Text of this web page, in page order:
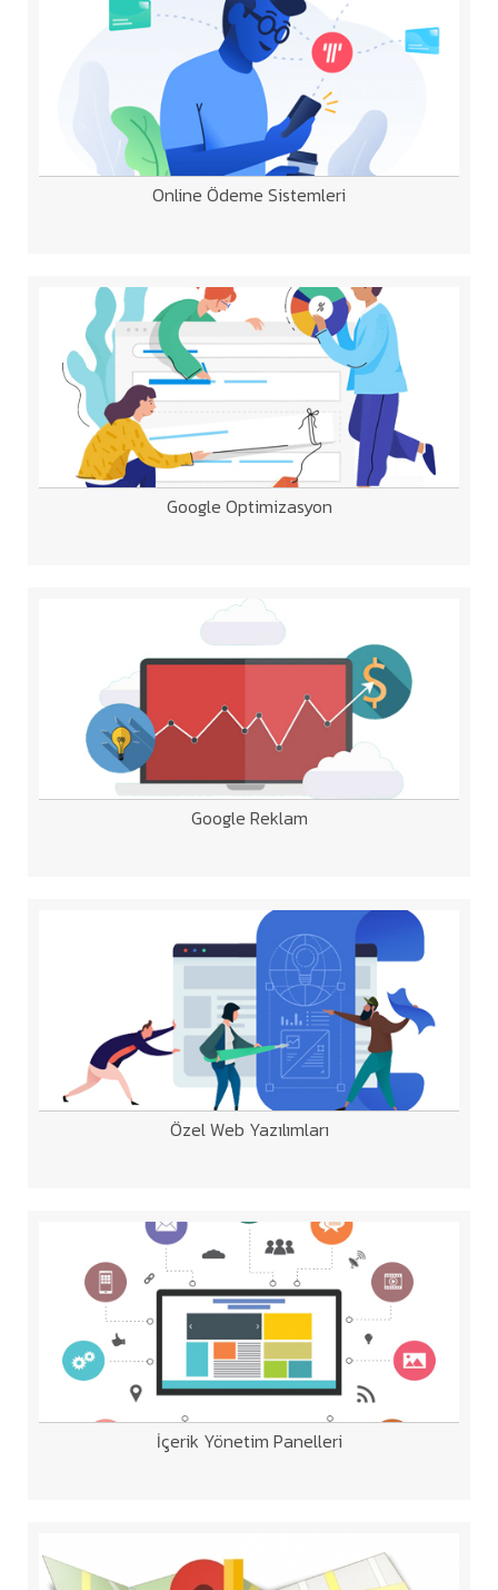
Online Ödeme Sistemleri
Google Optimizasyon
Google Reklam
Özel Web Yazılımları
İçerik Yönetim Panelleri